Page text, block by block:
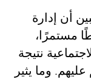
أن إدارة
مستمرًا،
الاجتماعية نتيجة
وما يثير